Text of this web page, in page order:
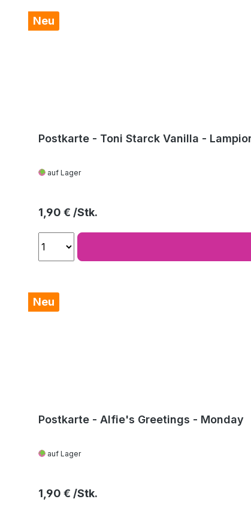
Neu
Postkarte - Toni Starck Vanilla -
auf Lager
Regulärer Preis:
1,90 €
Neu
Postkarte - Alfie's Greetings - Monday
auf Lager
Regulärer Preis:
1,90 €